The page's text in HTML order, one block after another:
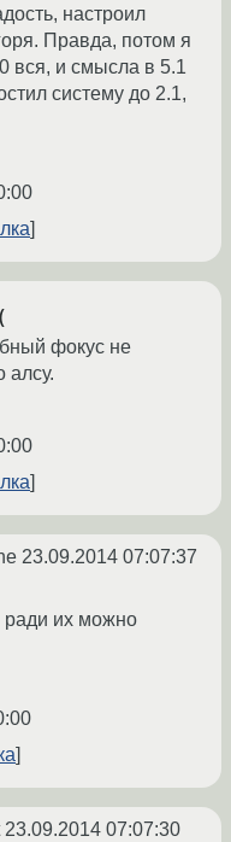
настроил
Правда, потом я
вся, и смысла в 5.1
систему до 2.1,
фокус не
алсу.
23.09.2014 07:07:37
их можно
23.09.2014 07:07:30